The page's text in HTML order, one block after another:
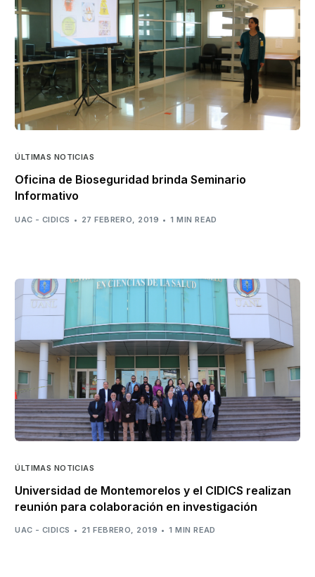
ÚLTIMAS NOTICIAS
Oficina de Bioseguridad brinda Seminario
Informativo
UAC - CIDICS 27 FEBRERO, 2019 1 MIN READ
ÚLTIMAS NOTICIAS
Universidad de Montemorelos y el CIDICS realizan
reunión para colaboración en investigación
UAC - CIDICS 21 FEBRERO, 2019 1 MIN READ